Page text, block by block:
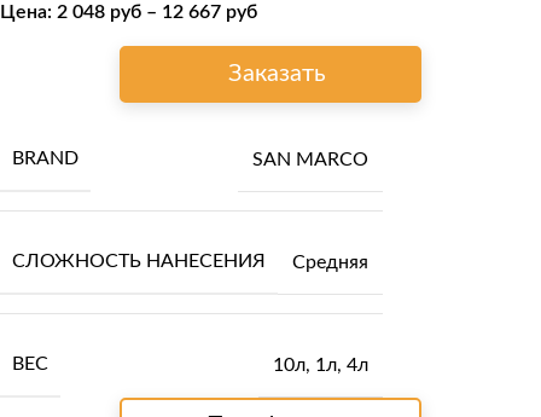
Цена: 2 048 руб – 12 667 руб
Заказать
BRAND SAN MARCO
СЛОЖНОСТЬ НАНЕСЕНИЯ Средняя
ВЕС 10л, 1л, 4л